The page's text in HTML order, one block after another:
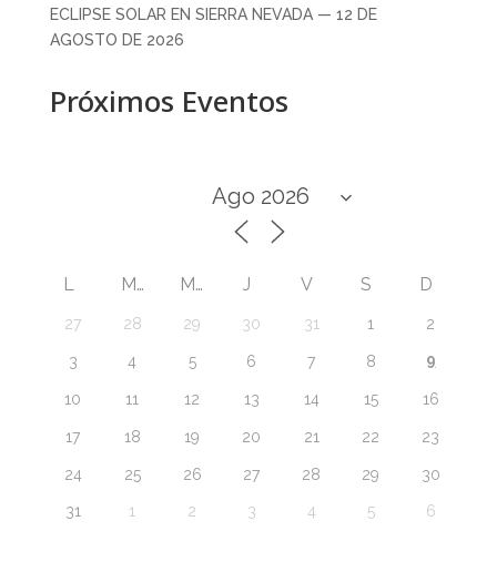
ECLIPSE SOLAR EN SIERRA NEVADA — 12 DE
AGOSTO DE 2026
Próximos Eventos
L M M J V S D
27 28 29 30 31 1 2
3 4 5 6 7 8 9
10 11 12 13 14 15 16
17 18 19 20 21 22 23
24 25 26 27 28 29 30
31 1 2 3 4 5 6